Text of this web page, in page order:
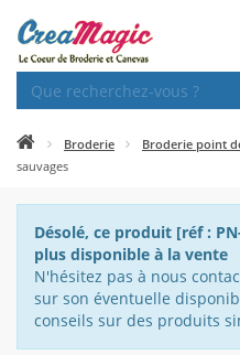
Broderie Broderie point
sauvages
Désolé, ce produit [réf :
plus disponible à la vente
N'hésitez pas à nous
sur son éventuelle
conseils sur des produits